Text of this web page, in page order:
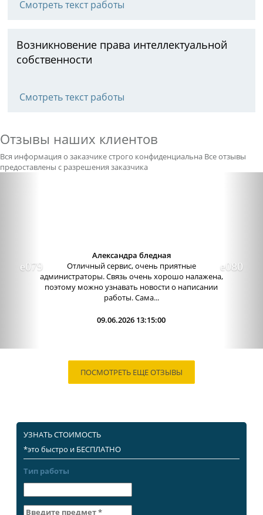
Смотреть текст работы
Возникновение права интеллектуальной
собственности
Смотреть текст работы
Отзывы наших клиентов
Вся информация о заказчике строго конфиденциальна Все отзывы
предоставлены с разрешения заказчика
Александра бледная
Отличный сервис, очень приятные
администраторы. Связь очень хорошо налажена,
поэтому можно узнавать новости о написании
работы. Сама...
09.06.2026 13:15:00
ПОСМОТРЕТЬ ЕЩЕ ОТЗЫВЫ
УЗНАТЬ СТОИМОСТЬ
*это быстро и БЕСПЛАТНО
Тип работы